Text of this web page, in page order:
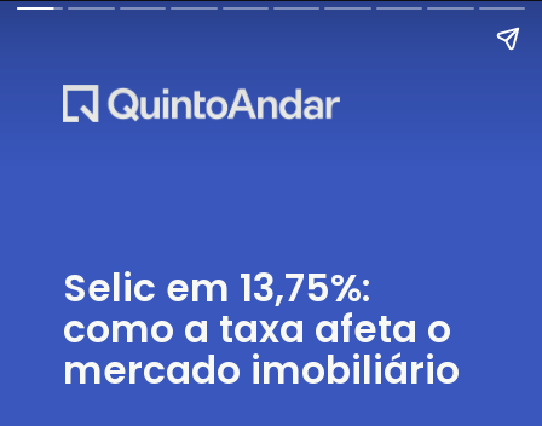
Selic em 13,75%:
como a taxa afeta o
mercado imobiliário